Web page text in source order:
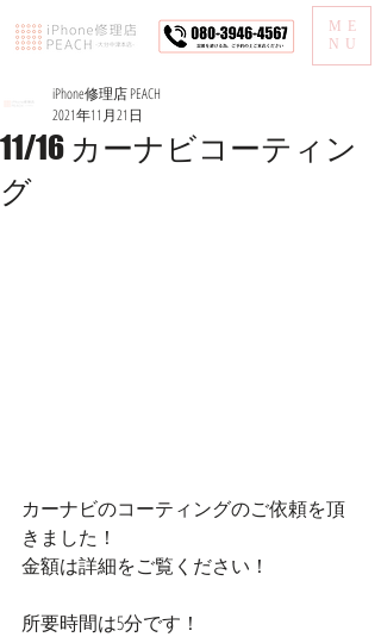
ME
NU
11/16 カーナビコーティン
グ
iPhone修理店 PEACH
2021年11月21日
カーナビのコーティングのご依頼を頂
きました！
金額は詳細をご覧ください！
所要時間は5分です！